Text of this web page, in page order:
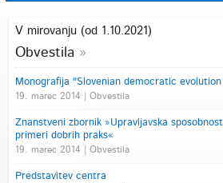
V mirovanju (od 1.10.2021)
Obvestila
Monografija "Slovenian democratic
19. marec 2014 | Obvestila
Znanstveni zbornik »Upravljavska
primeri dobrih praks«
19. marec 2014 | Obvestila
Predstavitev centra